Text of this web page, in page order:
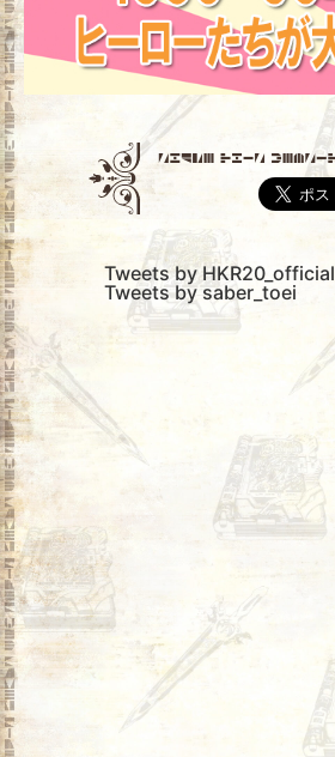
Tweets by HKR20_official
Tweets by saber_toei